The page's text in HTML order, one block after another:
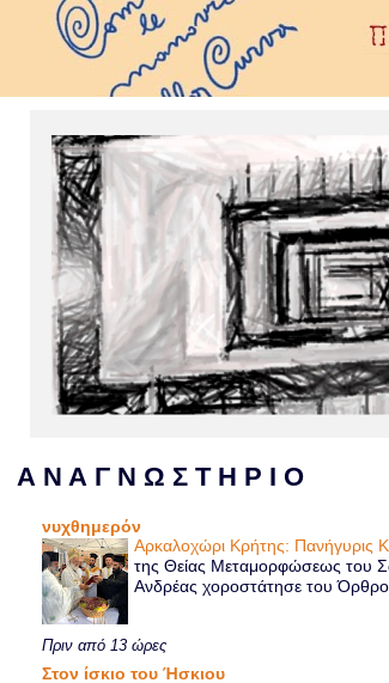
Α Ν Α Γ Ν Ω Σ Τ Η Ρ Ι Ο
νυχθημερόν
Αρκαλοχώρι Κρήτης:
της Θείας Μεταμορφώσεως του
Ανδρέας χοροστάτησε του
Πριν από 13 ώρες
Στον ίσκιο του Ήσκιου